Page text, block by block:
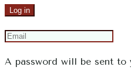
Log in
A password will be sent to